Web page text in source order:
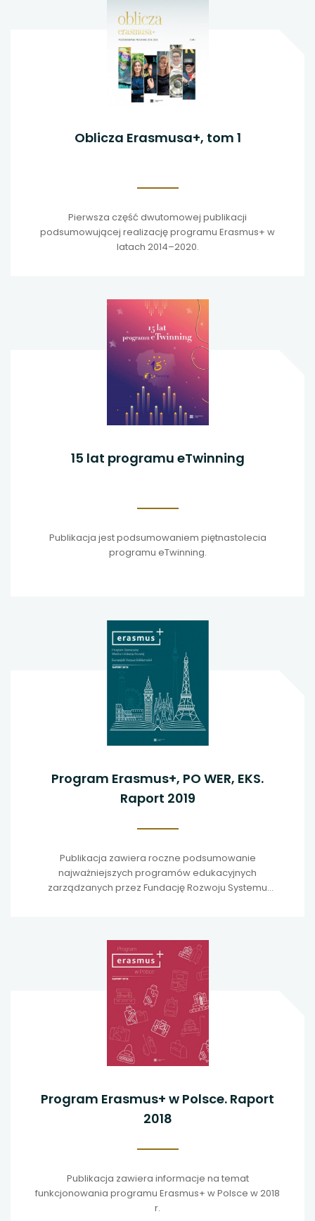
Oblicza Erasmusa+, tom 1
Pierwsza część dwutomowej publikacji
podsumowującej realizację programu Erasmus+ w
latach 2014–2020.
15 lat programu eTwinning
Publikacja jest podsumowaniem piętnastolecia
programu eTwinning.
Program Erasmus+, PO WER, EKS.
Raport 2019
Publikacja zawiera roczne podsumowanie
najważniejszych programów edukacyjnych
zarządzanych przez Fundację Rozwoju Systemu
Program Erasmus+ w Polsce. Raport
2018
Publikacja zawiera informacje na temat
funkcjonowania programu Erasmus+ w Polsce w 2018
r.